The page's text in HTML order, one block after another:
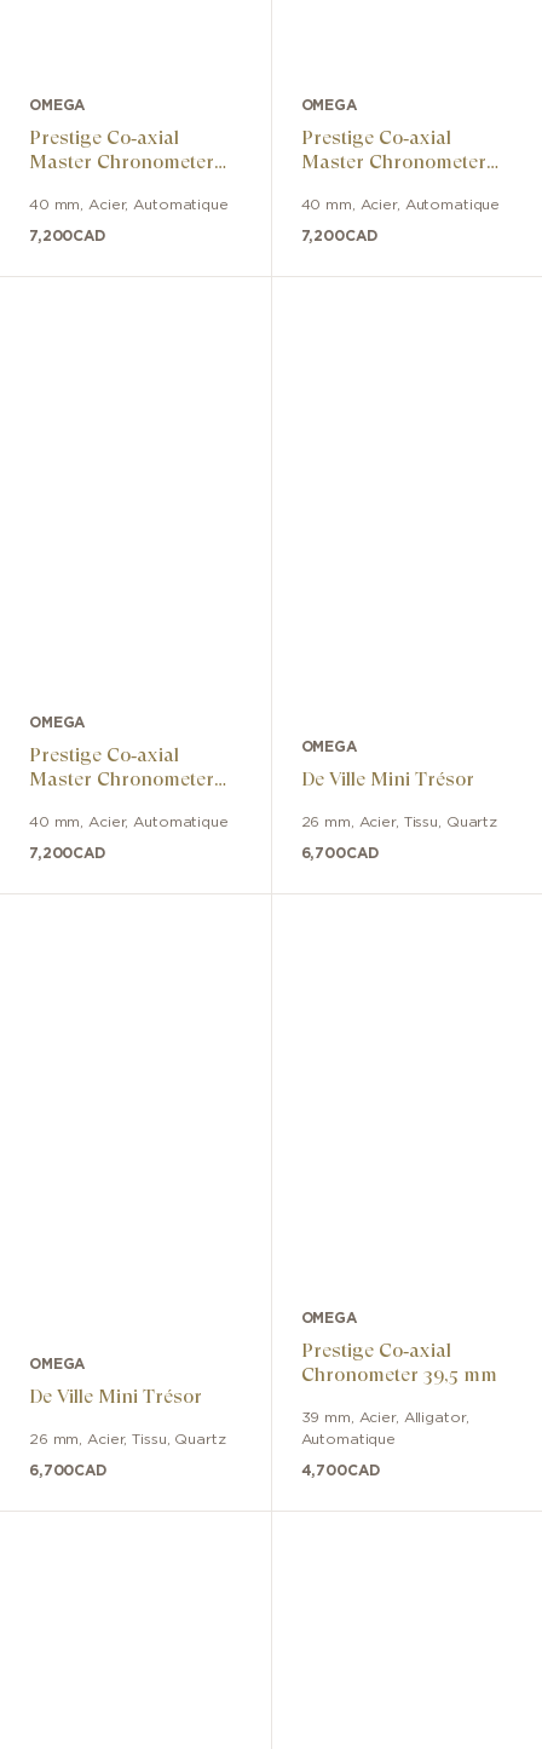
OMEGA
Prestige Co‑axial
Master Chronometer
40 mm Acier, Automatique
7,200CAD
OMEGA
Prestige Co‑axial
Master Chronometer
40 mm Acier, Automatique
7,200CAD
OMEGA
Prestige Co‑axial
Master Chronometer
40 mm Acier, Automatique
7,200CAD
OMEGA
De Ville Mini Trésor
26 mm Acier, Tissu Quartz
6,700CAD
OMEGA
De Ville Mini Trésor
26 mm Acier,Tissu Quartz
6,700CAD
OMEGA
Prestige Co‑axial
Chronometer 39,5 mm
39 mm Acier, Alligator,
Automatique
4,700CAD